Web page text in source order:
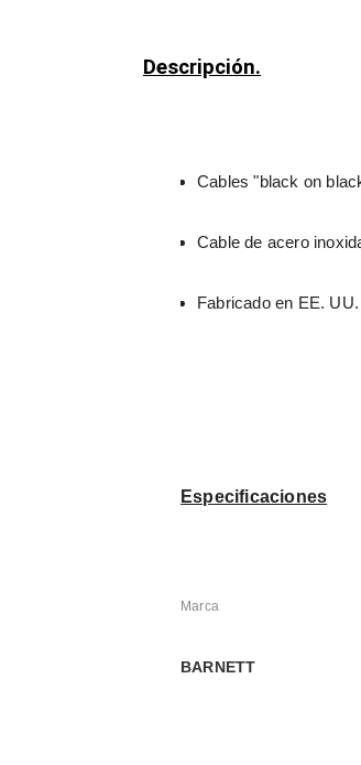
Descripción.
Cables "black on
Cable de acero
Fabricado en EE. UU.
Especificaciones
Marca
BARNETT